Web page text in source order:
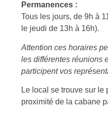
Permanences :
Tous les jours, de 9h à
le jeudi de 13h à 16h).
Attention ces horaires
les différentes réunions
participent vos
Le local se trouve sur le
proximité de la cabane